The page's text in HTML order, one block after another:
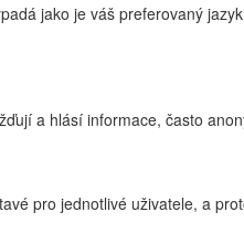
jako je váš preferovaný
a hlásí informace, často
pro jednotlivé uživatele, a